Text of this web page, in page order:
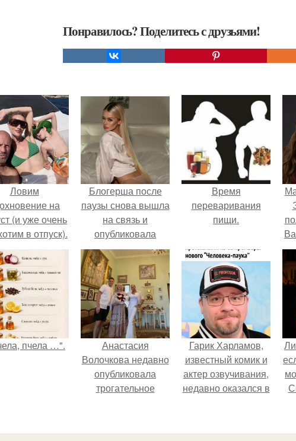
Понравилось? Поделитесь с друзьями!
Ловим
на
(и уже очень
в отпуск).
Блогерша после
паузы снова вышла
на связь и
опубликовала
свежую серию
кадров из спальни.
Время
переваривания
пищи.
пчела …".
Анастасия
Волочкова недавно
опубликовала
трогательное
которой она
Гарик Харламов,
известный комик и
актер озвучивания,
недавно оказался в
над озвучкой